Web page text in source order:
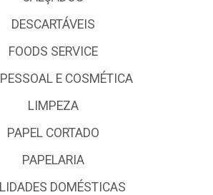
DESCARTÁVEIS
FOODS SERVICE
E COSMÉTICA
LIMPEZA
PAPEL CORTADO
PAPELARIA
DOMÉSTICAS